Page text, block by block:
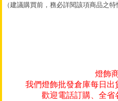
（建議購買前，務必詳閱該項商品之
燈飾
我們燈飾批發倉庫每日
歡迎電話訂購、全